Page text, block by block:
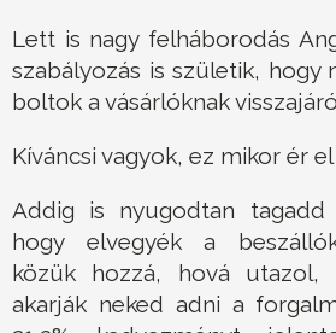
Lett is nagy felháborodás
szabályozás is születik, hogy
boltok a vásárlóknak
Kíváncsi vagyok, ez mikor ér
Addig is nyugodtan
hogy elvegyék a
közük hozzá, hová utazol,
akarják neked adni a